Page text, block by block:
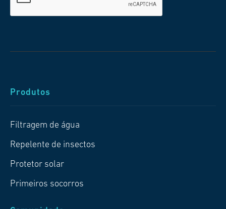
Produtos
Filtragem de água
Repelente de insectos
Protetor solar
Primeiros socorros